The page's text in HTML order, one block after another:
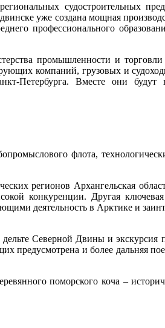
судостроительных
уже создана мощная
профессионального
промышленности и
компаний, грузовых и
Петербурга. Вместе они будут
флота,
регионов Архангельская
конкуренции. Другая
деятельность в Арктике и
дельте Северной Двины и экскурсия
предусмотрена и более дальняя
поморского коча –